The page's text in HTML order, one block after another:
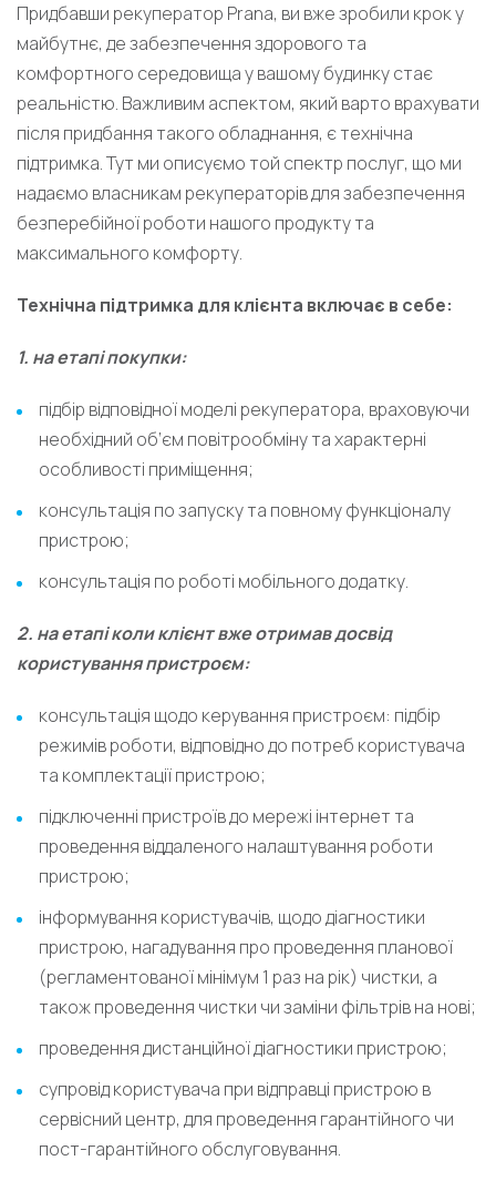
Придбавши рекуператор Prana, ви вже зробили крок у
майбутнє, де забезпечення здорового та
комфортного середовища у вашому будинку стає
реальністю. Важливим аспектом, який варто врахувати
після придбання такого обладнання, є технічна
підтримка. Тут ми описуємо той спектр послуг, що ми
надаємо власникам рекуператорів для забезпечення
безперебійної роботи нашого продукту та
максимального комфорту.
Технічна підтримка для клієнта включає в себе:
1. на етапі покупки:
підбір відповідної моделі рекуператора, враховуючи
необхідний об’єм повітрообміну та характерні
особливості приміщення;
консультація по запуску та повному функціоналу
пристрою;
консультація по роботі мобільного додатку.
2. на етапі коли клієнт вже отримав досвід
користування пристроєм:
консультація щодо керування пристроєм: підбір
режимів роботи, відповідно до потреб користувача
та комплектації пристрою;
підключенні пристроїв до мережі інтернет та
проведення віддаленого налаштування роботи
пристрою;
інформування користувачів, щодо діагностики
пристрою, нагадування про проведення планової
(регламентованої мінімум 1 раз на рік) чистки, а
також проведення чистки чи заміни фільтрів на нові;
проведення дистанційної діагностики пристрою;
супровід користувача при відправці пристрою в
сервісний центр, для проведення гарантійного чи
пост-гарантійного обслуговування.